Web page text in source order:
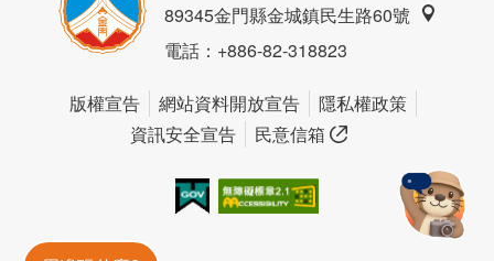
89345金門縣金城鎮民生路60號
電話：+886-82-318823
版權宣告 網站資料開放宣告
隱私權政策
資訊安全宣告
民意信箱